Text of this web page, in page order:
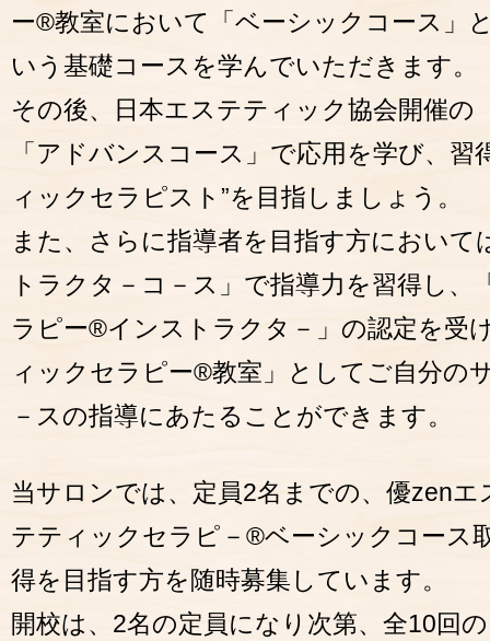
ー®教室において「ベーシックコース」
いう基礎コースを学んでいただきます。
その後、日本エステティック協会開催の
「アドバンスコース」で応用を学び、習
ィックセラピスト”を目指しましょう。
また、さらに指導者を目指す方において
トラクタ－コ－ス」で指導力を習得し
ラピー®インストラクタ－」の認定を受
ィックセラピー®教室」としてご自分の
－スの指導にあたることができます。
当サロンでは、定員2名までの、優zenエ
テティックセラピ－®ベーシックコース
得を目指す方を随時募集しています。
開校は、2名の定員になり次第、全10回